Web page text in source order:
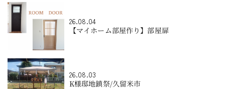
26.08.04
【マイホーム部屋作り】部屋扉
26.08.03
K様邸地鎮祭/久留米市